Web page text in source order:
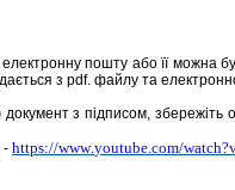
пошту або її можна
з pdf. файлу та
з підписом,
- https://www.youtube com/watch?